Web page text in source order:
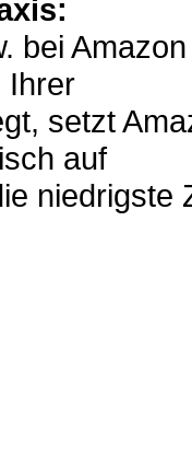
bei
Ihrer
setzt
auf
niedrigste